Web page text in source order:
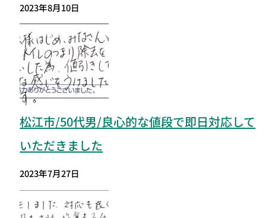
2023年8月10日
松江市/50代男/良心的な値段で即日対応して
いただきました
2023年7月27日